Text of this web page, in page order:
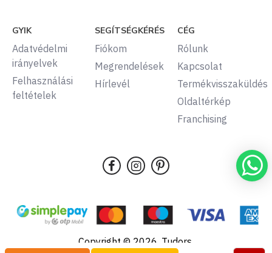
GYIK
Adatvédelmi
irányelvek
Felhasználási
feltételek
SEGÍTSÉGKÉRÉS
Fiókom
Megrendelések
Hírlevél
CÉG
Rólunk
Kapcsolat
Termékvisszaküldés
Oldaltérkép
Franchising
Copyright © 2026, Tudors,